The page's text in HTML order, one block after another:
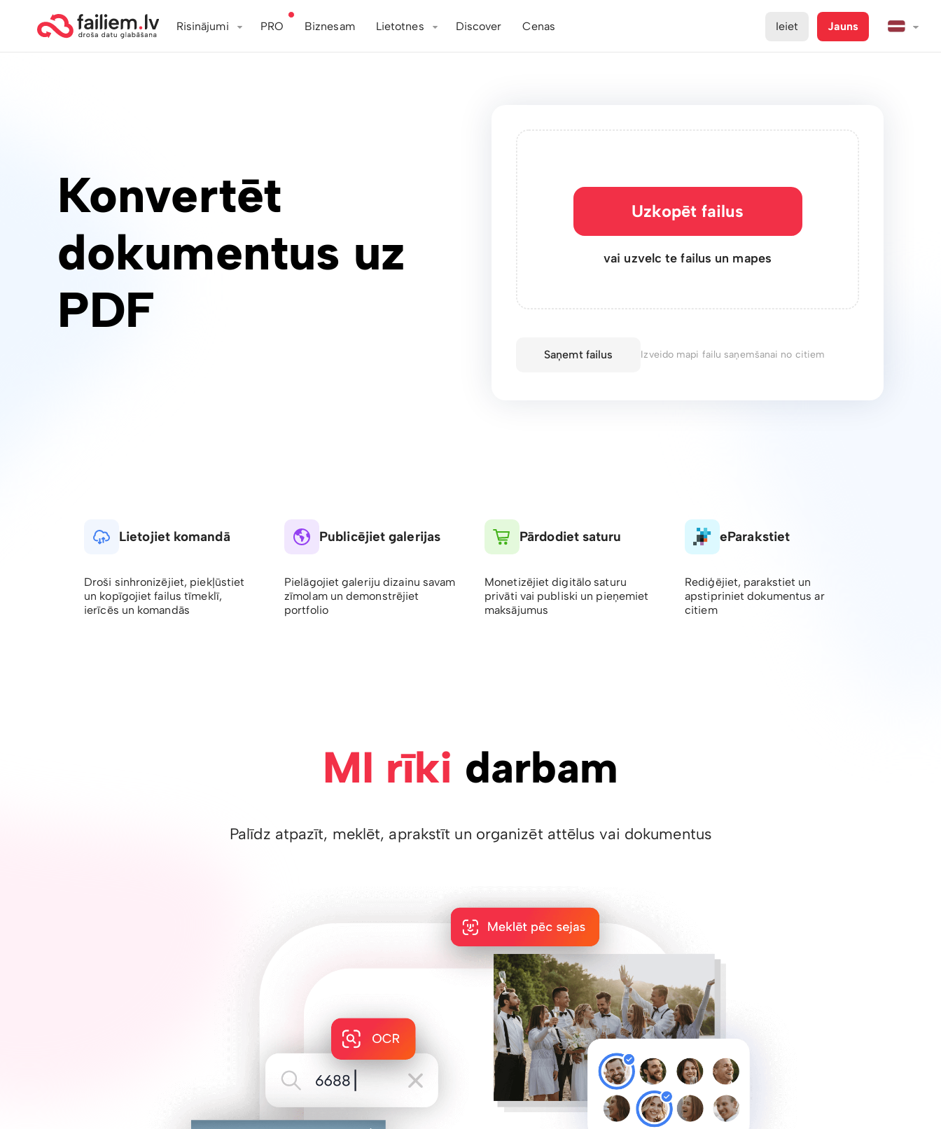
Risinājumi PRO Biznesam Lietotnes Discover Cenas Ieiet Jauns
Konvertēt
dokumentus uz
PDF
Uzkopēt failus
vai uzvelc te failus un mapes
Saņemt failus Izveido mapi failu saņemšanai no citiem
Lietojiet komandā
Droši sinhronizējiet, piekļūstiet
un kopīgojiet failus tīmeklī,
ierīcēs un komandās
Publicējiet galerijas
Pielāgojiet galeriju dizainu savam
zīmolam un demonstrējiet
portfolio
Pārdodiet saturu
Monetizējiet digitālo saturu
privāti vai publiski un pieņemiet
maksājumus
eParakstiet
Rediģējiet, parakstiet un
apstipriniet dokumentus ar
citiem
MI rīki darbam
Palīdz atpazīt, meklēt, aprakstīt un organizēt attēlus vai dokumentus